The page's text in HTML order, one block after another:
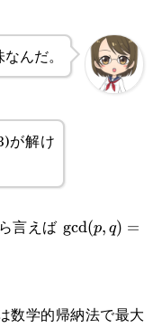
んだ。
が解け
言えば \text{gcd}
gcd(p, q) =
数学的帰納法で最大